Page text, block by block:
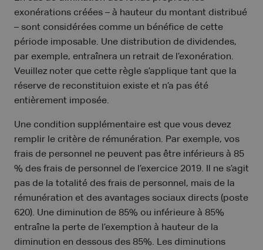
exonérations créées – à hauteur du montant distribué
– sont considérées comme un bénéfice de cette
période imposable. Une distribution de dividendes,
par exemple, entraînera un retrait de l’exonération.
Veuillez noter que cette règle s’applique tant que la
réserve de reconstituion existe et n’a pas été
entièrement imposée.
Une condition supplémentaire est que vous devez
remplir le critère de rémunération. Par exemple, vos
frais de personnel ne peuvent pas être inférieurs à 85
% des frais de personnel de l’exercice 2019. Il ne s’agit
pas de la totalité des frais de personnel, mais de la
rémunération et des avantages sociaux directs (poste
620). Une diminution de 85% ou inférieure à 85%
entraîne la perte de l’exemption à hauteur de la
diminution en dessous des 85%. Les diminutions